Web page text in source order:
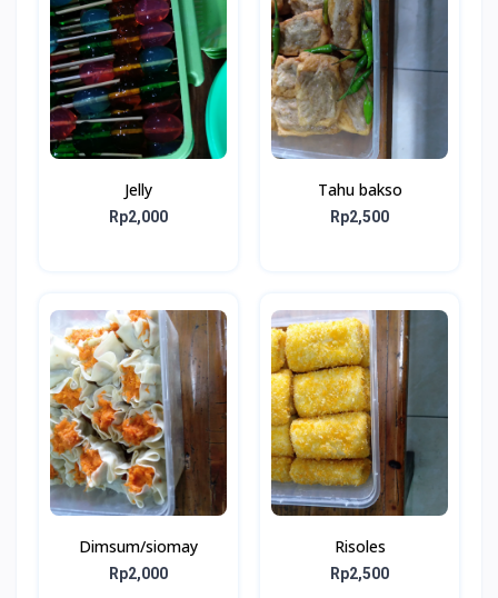
Jelly
Rp2,000
Tahu bakso
Rp2,500
Dimsum/siomay
Rp2,000
Risoles
Rp2,500